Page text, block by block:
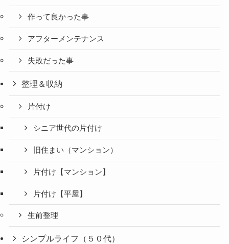
作って良かった事
アフターメンテナンス
失敗だった事
整理＆収納
片付け
シニア世代の片付け
旧住まい（マンション）
片付け【マンション】
片付け【平屋】
生前整理
シンプルライフ（５０代）